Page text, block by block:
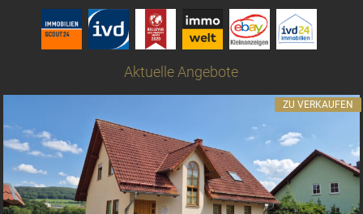
Aktuelle Angebote
ZU VERKAUFEN